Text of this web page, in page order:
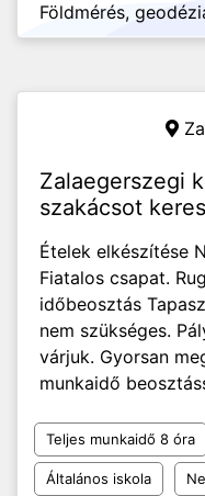
Földmérés,
Zalaegerszegi
szakácsot
Ételek elkészítése
Fiatalos csapat.
időbeosztás
nem szükséges.
várjuk. Gyorsan
munkaidő
Teljes munkaidő 8 óra
Általános iskola